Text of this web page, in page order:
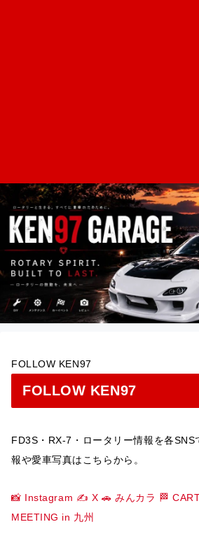
FOLLOW KEN97
FOLLOW KEN97
FD3S・RX-7・ロータリー情報を各SNS
報や愛車写真はこちらから。
📸 Instagram ✍️ X 🚗 みんカラ 🏁
MEETING in 九州